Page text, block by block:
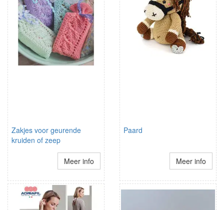
Zakjes voor geurende
kruiden of zeep
Meer info
Paard
Meer info